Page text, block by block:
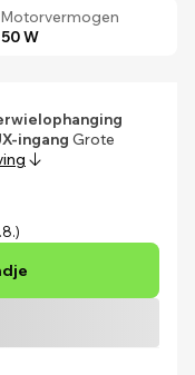
Motorvermogen
50 W
ingang Grote